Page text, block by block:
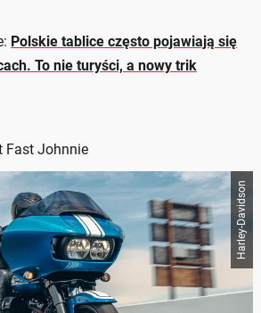
Polskie tablice często pojawiają się
To nie turyści, a nowy trik
Fast Johnnie
Harley-Davidson